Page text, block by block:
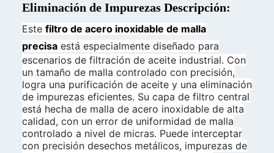
Eliminación de Impurezas Descripción:
Este filtro de acero inoxidable de malla
precisa está especialmente diseñado para
escenarios de filtración de aceite industrial. Con
un tamaño de malla controlado con precisión,
logra una purificación de aceite y una eliminación
de impurezas eficientes. Su capa de filtro central
está hecha de malla de acero inoxidable de alta
calidad, con un error de uniformidad de malla
controlado a nivel de micras. Puede interceptar
con precisión desechos metálicos, impurezas de